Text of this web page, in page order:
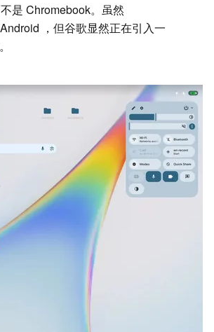
是 Chromebook。虽然
，但谷歌显然正在引入一